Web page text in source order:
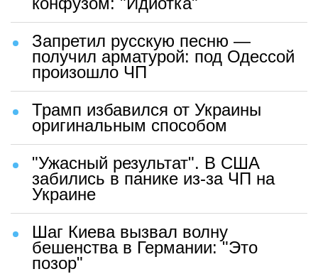
Запретил русскую песню —
получил арматурой: под Одессой
произошло ЧП
Трамп избавился от Украины
оригинальным способом
"Ужасный результат". В США
забились в панике из-за ЧП на
Украине
Шаг Киева вызвал волну
бешенства в Германии: "Это
позор"